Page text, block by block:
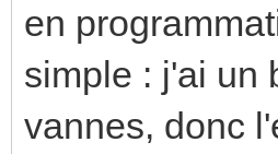
en
simple : j'ai un
vannes, donc